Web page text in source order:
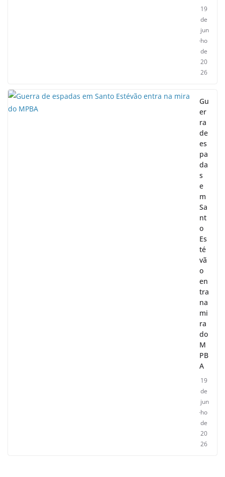
19
de
jun
ho
de
20
26
Gu
er
ra
de
es
pa
da
s
e
m
Sa
nt
o
Es
té
vã
o
en
tra
na
mi
ra
do
M
PB
A
19
de
jun
ho
de
20
26